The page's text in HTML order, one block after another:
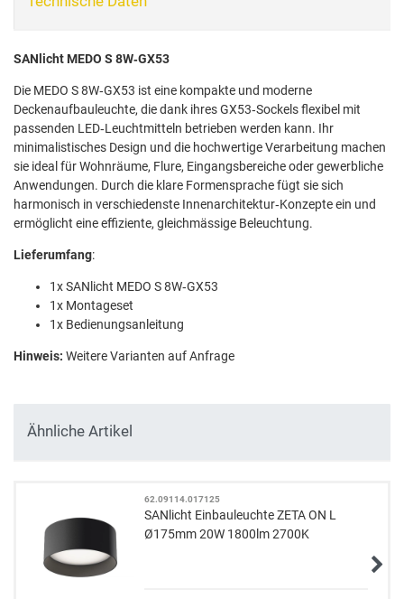
SANlicht MEDO S 8W‑GX53
Die MEDO S 8W‑GX53 ist eine kompakte und moderne
Deckenaufbauleuchte, die dank ihres GX53‑Sockels flexibel mit
passenden LED‑Leuchtmitteln betrieben werden kann. Ihr
minimalistisches Design und die hochwertige Verarbeitung machen
sie ideal für Wohnräume, Flure, Eingangsbereiche oder gewerbliche
Anwendungen. Durch die klare Formensprache fügt sie sich
harmonisch in verschiedenste Innenarchitektur‑Konzepte ein und
ermöglicht eine effiziente, gleichmässige Beleuchtung.
Lieferumfang:
1x SANlicht MEDO S 8W‑GX53
1x Montageset
1x Bedienungsanleitung
Hinweis: Weitere Varianten auf Anfrage
Ähnliche Artikel
62.09114.017125
SANlicht Einbauleuchte ZETA ON L
Ø175mm 20W 1800lm 2700K